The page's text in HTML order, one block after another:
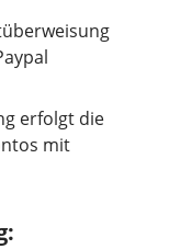
erfolgt die
mit